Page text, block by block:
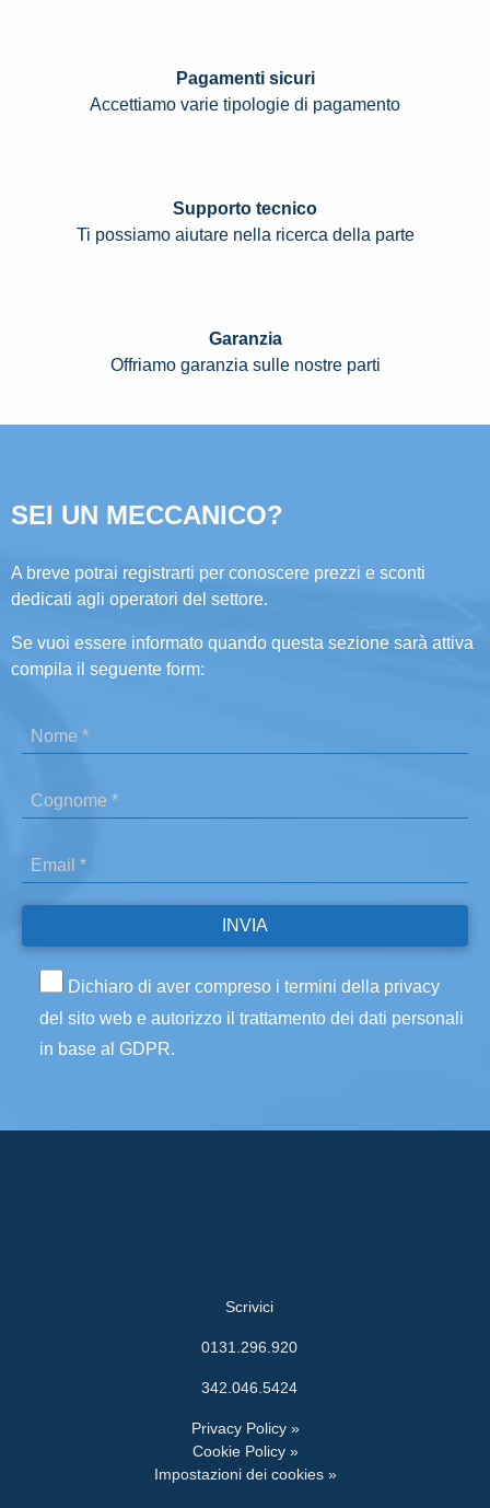
Pagamenti sicuri
Accettiamo varie tipologie di pagamento
Supporto tecnico
Ti possiamo aiutare nella ricerca della parte
Garanzia
Offriamo garanzia sulle nostre parti
SEI UN MECCANICO?
A breve potrai registrarti per conoscere prezzi e sconti
dedicati agli operatori del settore.
Se vuoi essere informato quando questa sezione sarà attiva
compila il seguente form:
Dichiaro di aver compreso i termini della privacy
del sito web e autorizzo il trattamento dei dati personali
in base al GDPR.
Scrivici
0131.296.920
342.046.5424
Privacy Policy »
Cookie Policy »
Impostazioni dei cookies »